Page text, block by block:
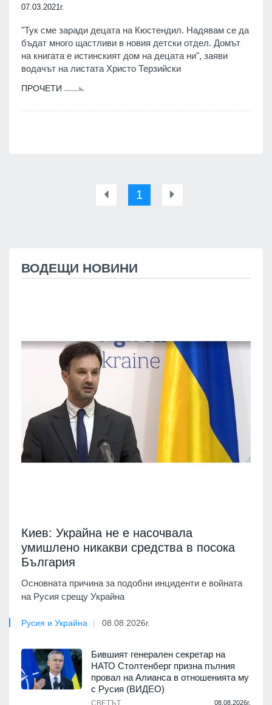
07.03.2021г.
"Тук сме заради децата на Кюстендил. Надявам се да
бъдат много щастливи в новия детски отдел. Домът
на книгата е истинският дом на децата ни", заяви
водачът на листата Христо Терзийски
ПРОЧЕТИ
1
ВОДЕЩИ НОВИНИ
Киев: Украйна не е насочвала
умишлено никакви средства в посока
България
Основната причина за подобни инциденти е войната
на Русия срещу Украйна
Русия и Украйна 08.08.2026г.
Бившият генерален секретар на
НАТО Столтенберг призна пълния
провал на Алианса в отношенията му
с Русия (ВИДЕО)
СВЕТЪТ 08.08.2026г.